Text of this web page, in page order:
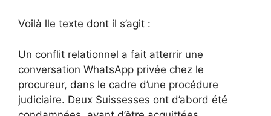
Voilà lle texte dont il s’agit :
Un conflit relationnel a fait atterrir une
conversation WhatsApp privée chez le
procureur, dans le cadre d’une procédure
judiciaire. Deux Suissesses ont d’abord été